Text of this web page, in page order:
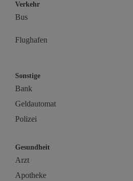
Verkehr
Bus
Flughafen
Sonstige
Bank
Geldautomat
Polizei
Gesundheit
Arzt
Apotheke